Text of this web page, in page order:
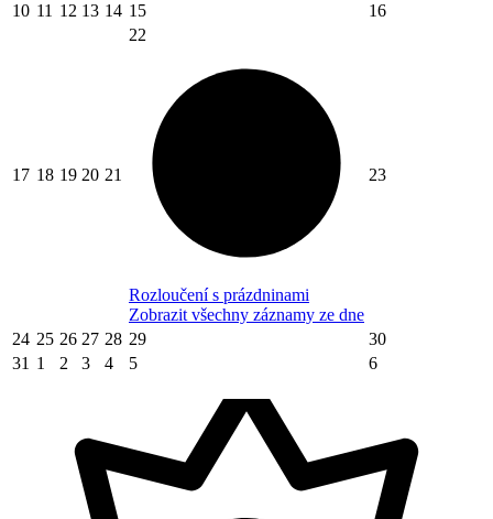
10 11 12 13 14 15 16
17 18 19 20 21
22
Rozloučení s prázdninami
Zobrazit všechny záznamy ze dne
23
24 25 26 27 28 29
30
31 1 2 3 4 5 6